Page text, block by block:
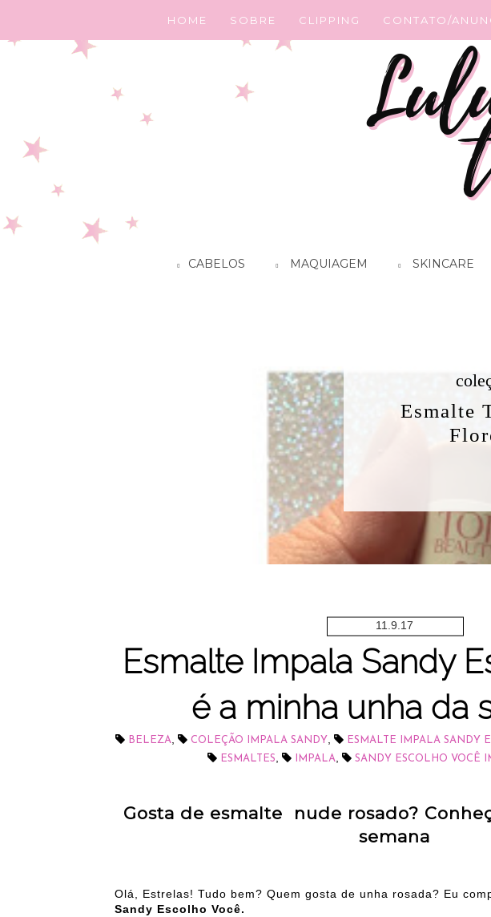
HOME SOBRE CLIPPING CONTATO/
CABELOS MAQUIAGEM SKINCARE
Esmalte
11.9.17
Esmalte Impala Sandy
é a minha unha da
BELEZA COLEÇÃO IMPALA SANDY, ESMALTE IMPALA SANDY
ESMALTES IMPALA SANDY ESCOLHO VOCÊ
Gosta de esmalte nude rosado?
semana
Olá, Estrelas! Tudo bem? Quem gosta de unha rosada? Eu
Sandy Escolho Você.